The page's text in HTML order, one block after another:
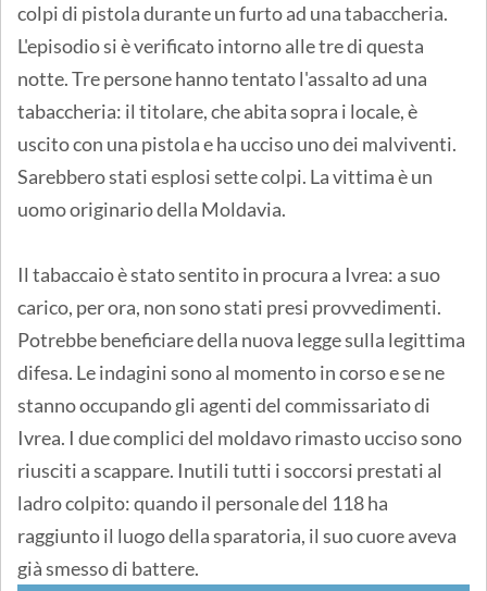
colpi di pistola durante un furto ad una tabaccheria.
L'episodio si è verificato intorno alle tre di questa
notte. Tre persone hanno tentato l'assalto ad una
tabaccheria: il titolare, che abita sopra i locale, è
uscito con una pistola e ha ucciso uno dei malviventi.
Sarebbero stati esplosi sette colpi. La vittima è un
uomo originario della Moldavia.
Il tabaccaio è stato sentito in procura a Ivrea: a suo
carico, per ora, non sono stati presi provvedimenti.
Potrebbe beneficiare della nuova legge sulla legittima
difesa. Le indagini sono al momento in corso e se ne
stanno occupando gli agenti del commissariato di
Ivrea. I due complici del moldavo rimasto ucciso sono
riusciti a scappare. Inutili tutti i soccorsi prestati al
ladro colpito: quando il personale del 118 ha
raggiunto il luogo della sparatoria, il suo cuore aveva
già smesso di battere.